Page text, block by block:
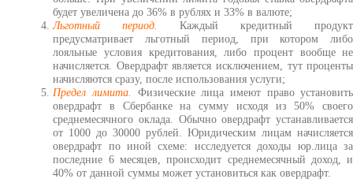
будет увеличена до 36% в рублях и 33% в валюте;
Льготный период.
Каждый кредитный продукт
предусматривает льготный период, при котором либо
лояльные условия кредитования, либо процент вообще не
начисляется. Овердрафт является исключением, тут проценты
начисляются сразу, после использования услуги;
Предел лимита.
Физические лица имеют право установить
овердрафт в Сбербанке на сумму исходя из 50% своего
среднемесячного оклада. Обычно овердрафт устанавливается
от 1000 до 30000 рублей. Юридическим лицам начисляется
овердрафт по иной схеме: исследуется доходы юр.лица за
последние 6 месяцев, происходит среднемесячный доход, и
40% от данной суммы может установиться как овердрафт.